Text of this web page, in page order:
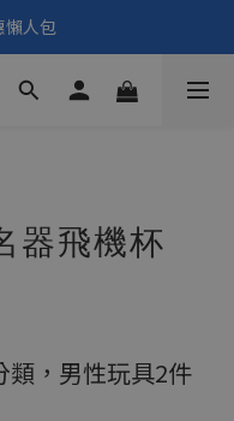
！🙌點我看活動內容🙌
人包
扣🧧
器飛機杯
類，男性玩具2件